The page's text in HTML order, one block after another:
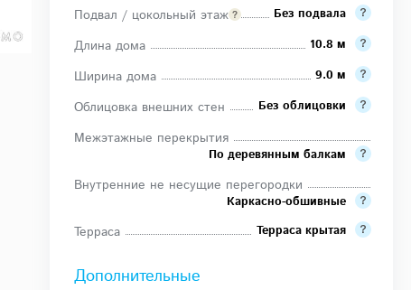
Подвал / цокольный этаж Без подвала
Длина дома 10.8 м
Ширина дома 9.0 м
Облицовка внешних стен Без облицовки
Межэтажные перекрытия
По деревянным балкам
Внутренние не несущие перегородки
Каркасно-обшивные
Терраса Терраса крытая
Дополнительные